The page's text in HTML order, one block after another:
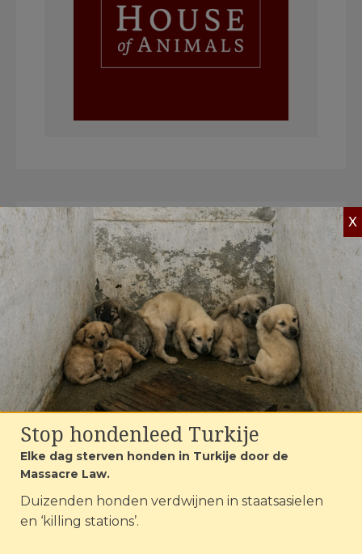
Beleidsplan
De samenvatting van ons
beleidsplan
Bekijk het beleidsplan
Statuten
De statuten van House of Animals.
Bekijk de statuten
Activiteitenverslagen
Stop hondenleed Turkije
Elke dag sterven honden in Turkije door de
Massacre Law.
Duizenden honden verdwijnen in staatsasielen
en ‘killing stations’.
X